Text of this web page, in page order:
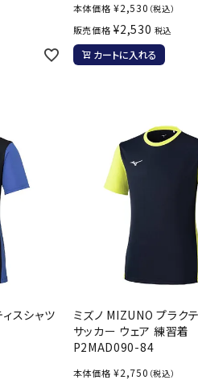
バッグ・ケース
メンテナンス用
ソックス・スト
ー
バスケットボ
バスケットボー
レプリカウェア
ボール（バスケ
ボール用品（
ソックス
スイム・
HELLY
HOKA
ミツハシオリ
本体価格 ¥2,530 （税込）
販売価格 ¥2,530 税込
カートに入れる
スシャツ
ミズノ MIZUNO プラク
サッカー ウェア 練習着
P2MAD090-84
本体価格 ¥2,750 （税込）